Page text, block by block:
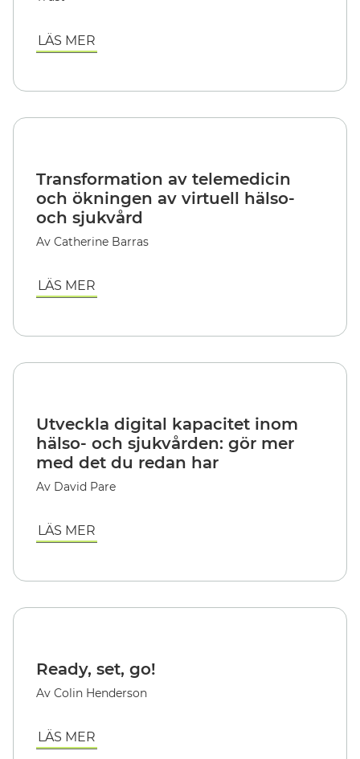
LÄS MER
Transformation av telemedicin
och ökningen av virtuell hälso-
och sjukvård
Av Catherine Barras
LÄS MER
Utveckla digital kapacitet inom
hälso- och sjukvården: gör mer
med det du redan har
Av David Pare
LÄS MER
Ready, set, go!
Av Colin Henderson
LÄS MER